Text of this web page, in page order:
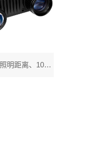
380米有效红外照明距离、1080P高清、高灵敏度和大动态范围图像传感芯片，高密